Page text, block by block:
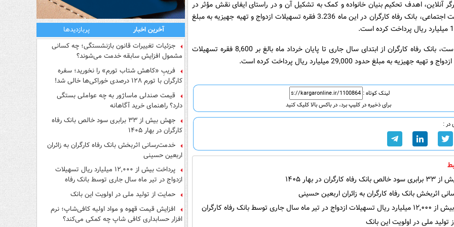
آنلاین، اهدف تحکیم بنیان خانواده و کمک به تشکیل آن و در راستای ایفای نقش مؤثر در
حوزه مسئولیت اجتماعی، بانک رفاه کارگران در این ماه 3.236 فقره تسهیلات ازدواج و تهیه جهیزیه به مبلغ
لازم به ذکر است، بانک رفاه کارگران از ابتدای سال جاری تا پایان خرداد ماه بالغ بر 8,600 فقره تسهیلات
جهیزیه به مبلغ حدود 29,000 میلیارد ریال پرداخت کرده است.
لینک کوتاه :
برای ذخیره در کلیپ برد، در باکس بالا کلیک کنید
در :
در بهار ۱۴۰۵
اثربخش بانک رفاه کارگران به زائران اربعین حسینی
ماه سال جاری توسط بانک رفاه کارگران
ملی در اولویت این بانک
آخرین اخبار
پربازدیدها
جزئیات تغییرات قانون بازنشستگی؛ چه کسانی
مشمول افزایش سابقه خدمت می‌شوند؟
فریبِ «کاهش شتاب تورم» را نخورید؛ سفره
کارگران با تورم ۱۲۸ درصدی خوراکی‌ها خالی شد!
قیمت صندلی ماساژور به چه عواملی بستگی
دارد؟ راهنمای خرید آگاهانه
جهش بیش از ۳۳ برابری سود خالص بانک رفاه
کارگران در بهار ۱۴۰۵
خدمت‌رسانی اثربخش بانک رفاه کارگران به زائران
اربعین حسینی
پرداخت بیش از ۱۲,۰۰۰ میلیارد ریال تسهیلات
ازدواج در تیر ماه سال جاری توسط بانک رفاه
کارگران
حمایت از تولید ملی در اولویت این بانک
افزایش قیمت قهوه و مواد اولیه کافی‌شاپ؛ نرم
افزار حسابداری کافی شاپ چه کمکی می‌کند؟